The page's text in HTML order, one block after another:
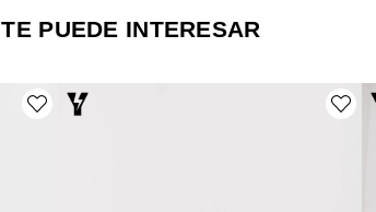
TE PUEDE INTERESAR